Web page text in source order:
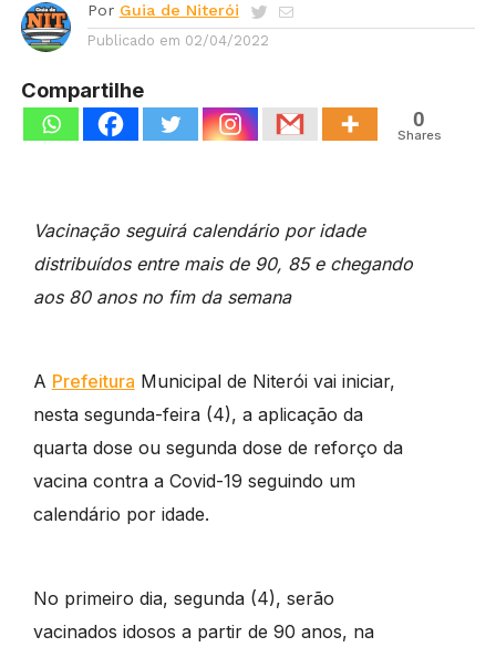
Por Guia de Niterói
Publicado em 02/04/2022
Compartilhe
0
Shares
Vacinação seguirá calendário por idade
distribuídos entre mais de 90, 85 e chegando
aos 80 anos no fim da semana
A Prefeitura Municipal de Niterói vai iniciar,
nesta segunda-feira (4), a aplicação da
quarta dose ou segunda dose de reforço da
vacina contra a Covid-19 seguindo um
calendário por idade.
No primeiro dia, segunda (4), serão
vacinados idosos a partir de 90 anos, na